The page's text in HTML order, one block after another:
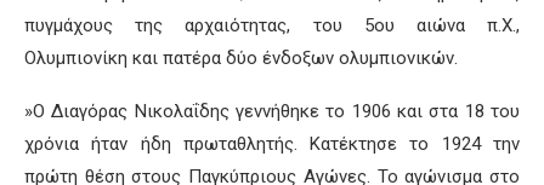
πυγμάχους της αρχαιότητας, του 5ου αιώνα π.Χ.,
Ολυμπιονίκη και πατέρα δύο ένδοξων ολυμπιονικών.
»Ο Διαγόρας Νικολαΐδης γεννήθηκε το 1906 και στα 18 του
χρόνια ήταν ήδη πρωταθλητής. Κατέκτησε το 1924 την
πρώτη θέση στους Παγκύπριους Αγώνες. Το αγώνισμα στο